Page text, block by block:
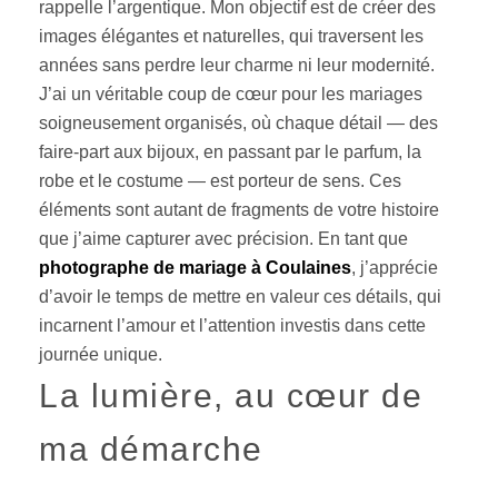
rappelle l’argentique. Mon objectif est de créer des
images élégantes et naturelles, qui traversent les
années sans perdre leur charme ni leur modernité.
J’ai un véritable coup de cœur pour les mariages
soigneusement organisés, où chaque détail — des
faire-part aux bijoux, en passant par le parfum, la
robe et le costume — est porteur de sens. Ces
éléments sont autant de fragments de votre histoire
que j’aime capturer avec précision. En tant que
photographe de mariage à Coulaines, j’apprécie
d’avoir le temps de mettre en valeur ces détails, qui
incarnent l’amour et l’attention investis dans cette
journée unique.
La lumière, au cœur de
ma démarche